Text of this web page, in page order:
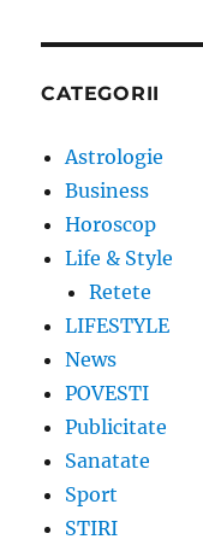
CATEGORII
Astrologie
Business
Horoscop
Life & Style
Retete
LIFESTYLE
News
POVESTI
Publicitate
Sanatate
Sport
STIRI